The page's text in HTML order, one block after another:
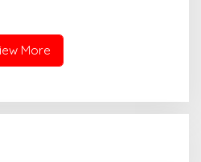
Nyata untuk Negeri
More